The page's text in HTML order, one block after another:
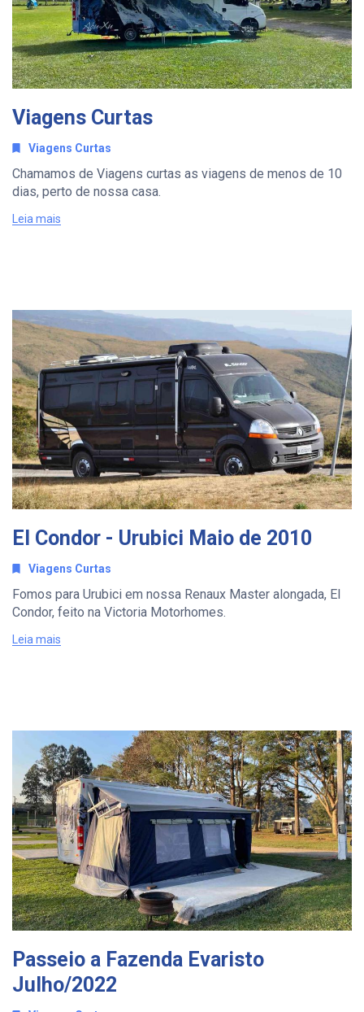
Viagens Curtas
Viagens Curtas
Chamamos de Viagens curtas as viagens de menos de 10
dias, perto de nossa casa.
Leia mais
El Condor - Urubici Maio de 2010
Viagens Curtas
Fomos para Urubici em nossa Renaux Master alongada, El
Condor, feito na Victoria Motorhomes.
Leia mais
Passeio a Fazenda Evaristo
Julho/2022